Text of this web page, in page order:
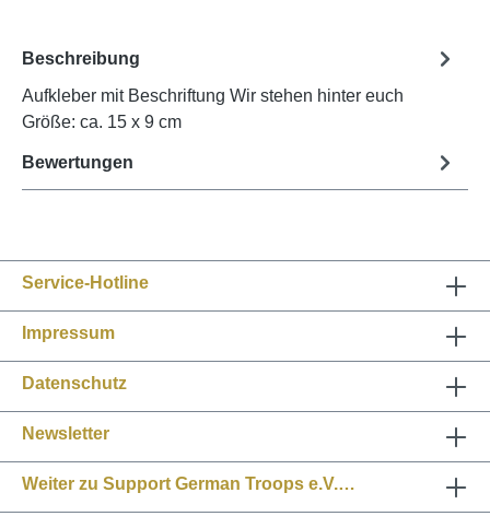
Beschreibung
Aufkleber mit Beschriftung Wir stehen hinter euch
Größe: ca. 15 x 9 cm
Bewertungen
Service-Hotline
Impressum
Datenschutz
Newsletter
Weiter zu Support German Troops e.V.…